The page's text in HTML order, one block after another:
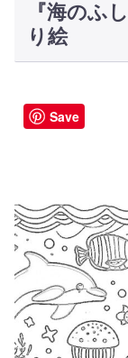
『海のふ
り絵
Save